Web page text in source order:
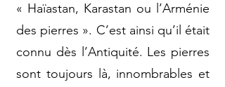
« Haïastan, Karastan ou l’Arménie
des pierres ». C’est ainsi qu’il était
connu dès l’Antiquité. Les pierres
sont toujours là, innombrables et